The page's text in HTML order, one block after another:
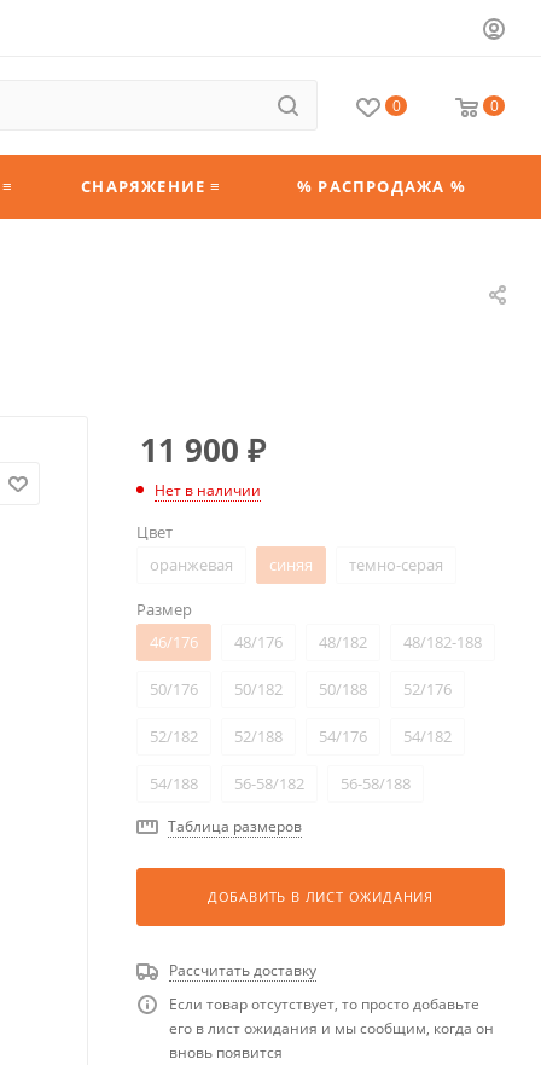
0 0
СНАРЯЖЕНИЕ ≡ % РАСПРОДАЖА %
11 900 ₽
Нет в наличии
Цвет
оранжевая
синяя темно-серая
Размер
46/176
48/176 48/182 48/182-188
50/176 50/182 50/188 52/176
52/182 52/188 54/176 54/182
54/188 56-58/182 56-58/188
Таблица размеров
ДОБАВИТЬ В ЛИСТ ОЖИДАНИЯ
Рассчитать доставку
Если товар отсутствует, то просто добавьте
его в лист ожидания и мы сообщим, когда он
вновь появится